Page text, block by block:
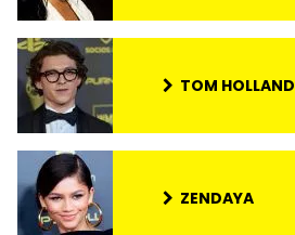
TOM HOLLAND
ZENDAYA